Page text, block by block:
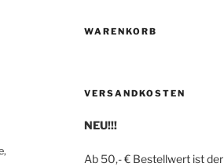
WARENKORB
VERSANDKOSTEN
NEU!!!
Ab 50,- € Bestellwert ist der